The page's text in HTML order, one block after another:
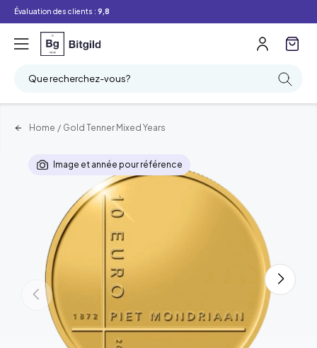
Évaluation des clients : 9,8
Que recherchez-vous?
Home / Gold Tenner Mixed Years
Image et année pour référence